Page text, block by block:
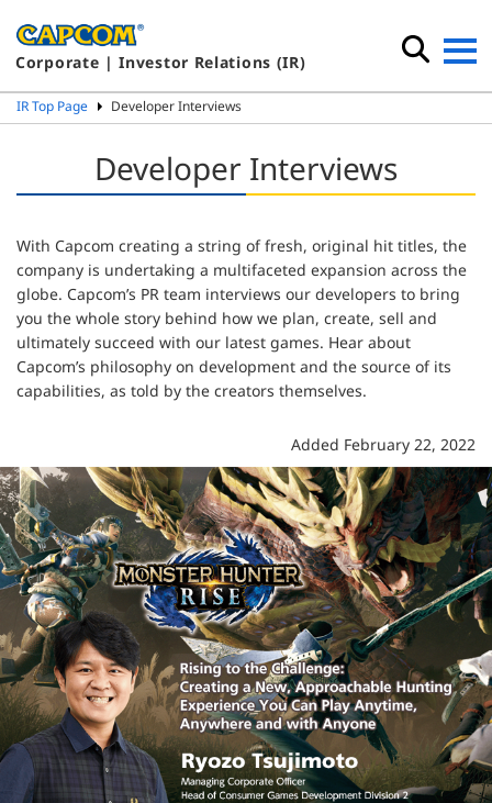
Corporate | Investor Relations (IR)
IR Top Page Developer Interviews
Developer Interviews
With Capcom creating a string of fresh, original hit titles, the
company is undertaking a multifaceted expansion across the
globe. Capcom’s PR team interviews our developers to bring
you the whole story behind how we plan, create, sell and
ultimately succeed with our latest games. Hear about
Capcom’s philosophy on development and the source of its
capabilities, as told by the creators themselves.
Added February 22, 2022